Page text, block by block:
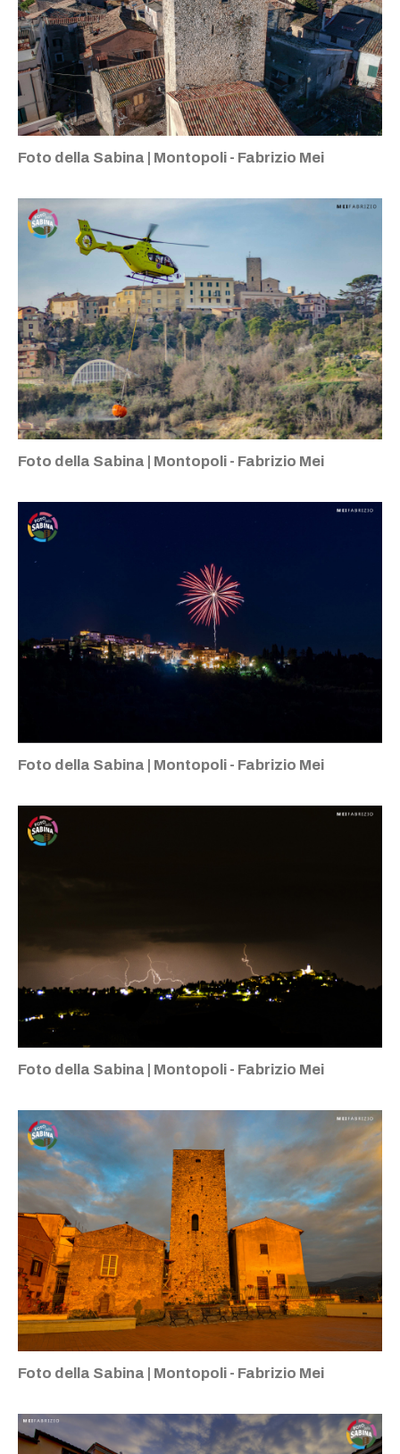
Foto della Sabina | Montopoli - Fabrizio Mei
Foto della Sabina | Montopoli - Fabrizio Mei
Foto della Sabina | Montopoli - Fabrizio Mei
Foto della Sabina | Montopoli - Fabrizio Mei
Foto della Sabina | Montopoli - Fabrizio Mei